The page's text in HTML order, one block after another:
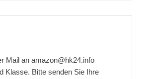
Mail an amazon@hk24.info
Klasse. Bitte senden Sie Ihre